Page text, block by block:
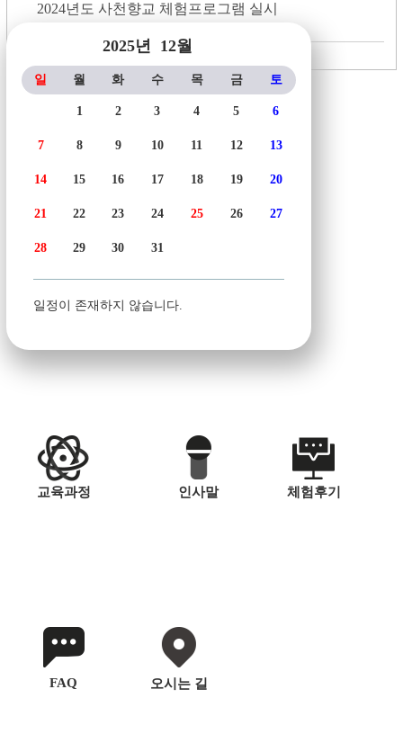
2024년도 사천향교 체험프로그램 실시
2025년 12월
일 월 화 수 목 금 토
1 2 3 4 5 6
7 8 9 10 11 12 13
14 15 16 17 18 19 20
21 22 23 24 25 26 27
28 29 30 31
일정이 존재하지 않습니다.
교육과정 인사말 체험후기
FAQ 오시는 길